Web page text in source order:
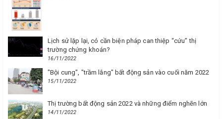
Lịch sử lặp lại, có cần biện pháp can thiệp “cứu” thị
trường chứng khoán?
16/11/2022
"Bội cung", "trầm lắng" bất động sản vào cuối năm 2022
15/11/2022
Thị trường bất động sản 2022 và những điểm nghẽn lớn
14/11/2022